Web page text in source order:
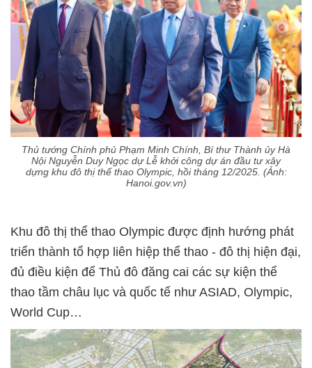
Thủ tướng Chính phủ Phạm Minh Chính, Bí thư Thành ủy Hà
Nội Nguyễn Duy Ngọc dự Lễ khởi công dự án đầu tư xây
dựng khu đô thị thể thao Olympic, hồi tháng 12/2025. (Ảnh:
Hanoi.gov.vn)
Khu đô thị thể thao Olympic được định hướng phát
triển thành tổ hợp liên hiệp thể thao - đô thị hiện đại,
đủ điều kiện để Thủ đô đăng cai các sự kiện thể
thao tầm châu lục và quốc tế như ASIAD, Olympic,
World Cup…